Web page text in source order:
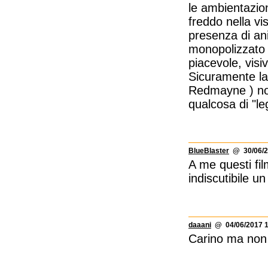
le
freddo nella
presenza di
piacevole,
Sicuramente
Redmayne )
qualcosa di
BlueBlaster @ 30/06/
A me questi
indiscutibile
daaani @ 04/06/2017
Carino ma